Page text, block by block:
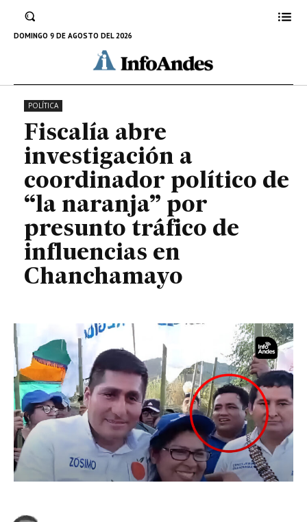
DOMINGO 9 DE AGOSTO DEL 2026
naranja” por presunto tráfico de
influencias en Chanchamayo
15 DE AGOSTO DE 2024
POLÍTICA
Fiscalía abre
investigación a
coordinador político de
“la naranja” por
presunto tráfico de
influencias en
Chanchamayo